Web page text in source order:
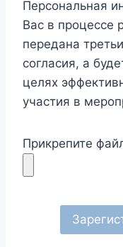
Персональная
Вас в процессе
передана
согласия, а
целях
участия в
Прикрепите